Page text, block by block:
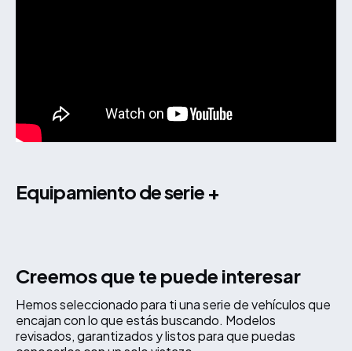
equipamiento de serie +
Creemos que te puede interesar
Hemos seleccionado para ti una serie de vehículos que
encajan con lo que estás buscando. Modelos
revisados, garantizados y listos para que puedas